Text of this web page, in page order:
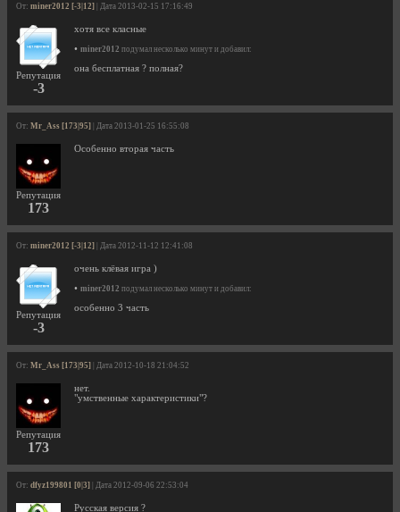
От: miner2012 [-3|12] | Дата 2013-02-15 17:16:49
Репутация
-3
хотя все класные
• miner2012 подумал несколько минут и добавил:
она бесплатная ? полная?
От: Mr_Ass [173|95] | Дата 2013-01-25 16:55:08
Репутация
173
Особенно вторая часть
От: miner2012 [-3|12] | Дата 2012-11-12 12:41:08
Репутация
-3
очень клёвая игра )
• miner2012 подумал несколько минут и добавил:
особенно 3 часть
От: Mr_Ass [173|95] | Дата 2012-10-18 21:04:52
Репутация
173
нет.
"умственные характеристики"?
От: dfyz199801 [0|3] | Дата 2012-09-06 22:53:04
Русская версия ?